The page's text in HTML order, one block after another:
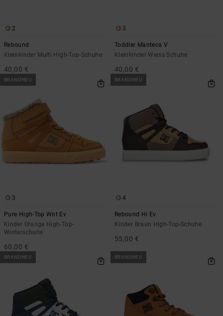
2
Rebound
Kleinkinder Multi High-Top-Schuhe
40,00 €
3
Toddler Manteca V
Kleinkinder Weiss Schuhe
40,00 €
BRANDNEU
3
Pure High-Top Wnt Ev
Kinder Orange High-Top-
Winterschuhe
60,00 €
BRANDNEU
4
Rebound Hi Ev
Kinder Braun High-Top-Schuhe
55,00 €
BRANDNEU BRANDNEU